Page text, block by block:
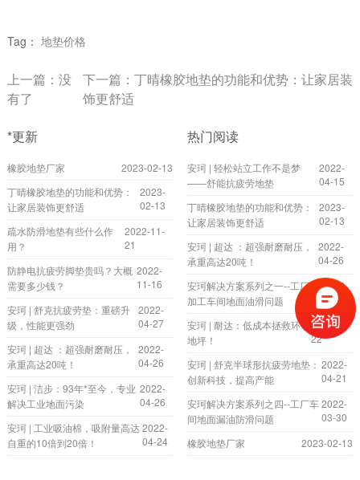
Tag： 地垫价格
上一篇：没
有了
下一篇：丁晴橡胶地垫的功能和优势：让家居装
饰更舒适
*更新
橡胶地垫厂家
2023-02-13
丁晴橡胶地垫的功能和优势：
让家居装饰更舒适
2023-
02-13
疏水防滑地垫有些什么作
用？
2022-11-
21
防静电抗疲劳脚垫贵吗？大概
需要多少钱？
2022-
11-16
安珂 | 舒克抗疲劳垫：重磅升
级，性能更强劲
2022-
04-27
安珂 | 超达 ：超强耐磨耐压，
承重高达20吨！
2022-
04-26
安珂 | 洁步：93年*至今，专业
解决工业地面污染
2022-
04-26
安珂 | 工业吸油棉，吸附量高达
自重的10倍到20倍！
2022-
04-24
热门阅读
安珂 | 轻松站立工作不是梦
——舒能抗疲劳地垫
2022-
04-15
丁晴橡胶地垫的功能和优势：
让家居装饰更舒适
2023-
02-13
安珂 | 超达 ：超强耐磨耐压，
承重高达20吨！
2022-
04-26
安珂解决方案系列之一--工厂机
加工车间地面油滑问题
2022-
03-29
安珂 | 耐达：低成本拯救环氧
地坪！
2022-04-
22
安珂 | 舒克半球形抗疲劳地垫：
创新科技，提高产能
2022-
04-21
安珂解决方案系列之四--工厂车
间地面漏油防滑问题
2022-
03-30
橡胶地垫厂家
2023-02-13